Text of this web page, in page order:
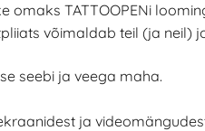
omaks TATTOOPENi
võimaldab teil (ja neil)
seebi ja veega maha.
ja